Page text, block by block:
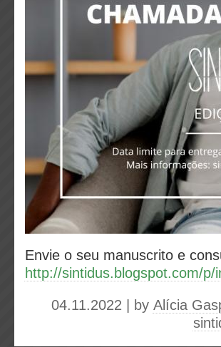
Envie o seu manuscrito e
http://sintidus.blogspot.com/
04.11.2022 | by Alícia